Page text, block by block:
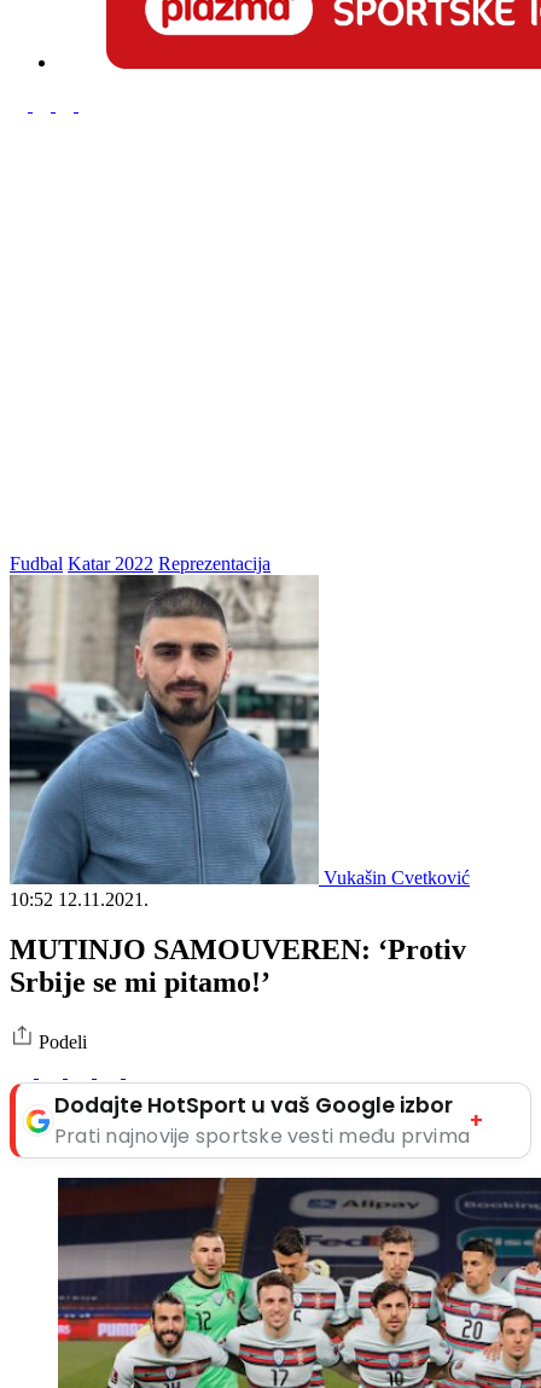
Fudbal Katar 2022 Reprezentacija
Vukašin Cvetković
10:52 12.11.2021.
MUTINJO SAMOUVEREN: ‘Protiv
Srbije se mi pitamo!’
Podeli
Dodajte HotSport u vaš Google izbor
Prati najnovije sportske vesti među prvima
+